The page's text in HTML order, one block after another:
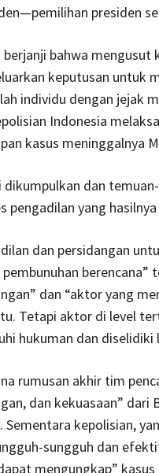
presiden
berjanji bahwa mengusut
keputusan untuk
individu dengan jejak
Indonesia
kasus meninggalnya
dan
pengadilan yang
dan persidangan
dan “aktor yang
Tetapi aktor di level
hukuman dan diselidiki
rumusan akhir tim
dan kekuasaan”
Sementara kepolisian,
sungguh dan
mengungkap”